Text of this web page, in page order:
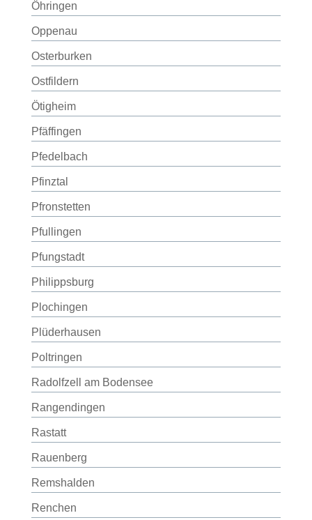
Öhringen
Oppenau
Osterburken
Ostfildern
Ötigheim
Pfäffingen
Pfedelbach
Pfinztal
Pfronstetten
Pfullingen
Pfungstadt
Philippsburg
Plochingen
Plüderhausen
Poltringen
Radolfzell am Bodensee
Rangendingen
Rastatt
Rauenberg
Remshalden
Renchen